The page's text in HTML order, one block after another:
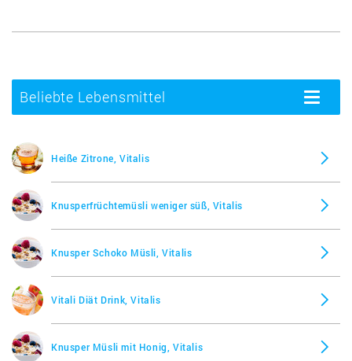
Beliebte Lebensmittel
Toggle
Heiße Zitrone, Vitalis
Knusperfrüchtemüsli weniger süß, Vitalis
Knusper Schoko Müsli, Vitalis
Vitali Diät Drink, Vitalis
Knusper Müsli mit Honig, Vitalis